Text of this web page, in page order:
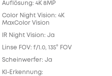
Auflösung: 4K 8MP
Color Night Vision: 4K
MaxColor Vision
IR Night Vision: Ja
Linse FOV: f/1.0, 135° FOV
Scheinwerfer: Ja
KI-Erkennung: